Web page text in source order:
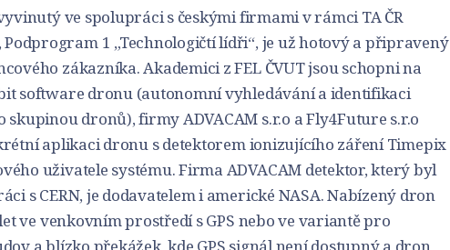
ve spolupráci s českými firmami v rámci TA ČR
1 „Technologičtí lídři“, je už hotový a připravený
zákazníka. Akademici z FEL ČVUT jsou schopni na
software dronu (autonomní vyhledávání a identifikaci
skupinou dronů), firmy ADVACAM s.r.o a Fly4Future s.r.o
aplikaci dronu s detektorem ionizujícího záření Timepix
uživatele systému. Firma ADVACAM detektor, který byl
s CERN, je dodavatelem i americké NASA. Nabízený dron
ve venkovním prostředí s GPS nebo ve variantě pro